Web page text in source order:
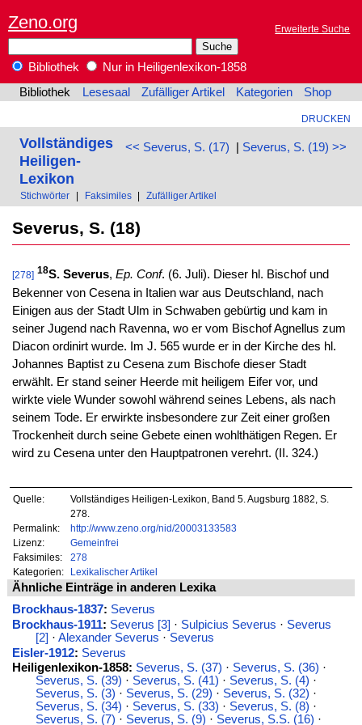
Zeno.org Erweiterte Suche
Bibliothek
Nur in Heiligenlexikon-1858
Bibliothek
Lesesaal Zufälliger Artikel Kategorien Shop
DRUCKEN
<< Severus, S. (17) | Severus, S. (19) >>
Vollständiges
Heiligen-
Lexikon
Stichwörter Faksimiles Zufälliger Artikel
Severus, S. (18)
[278] 18S. Severus, Ep. Conf. (6. Juli). Dieser hl. Bischof und
Bekenner von Cesena in Italien war aus Deutschland, nach
Einigen aus der Stadt Ulm in Schwaben gebürtig und kam in
seiner Jugend nach Ravenna, wo er vom Bischof Agnellus zum
Diacon ordinirt wurde. Im J. 565 wurde er in der Kirche des hl.
Johannes Baptist zu Cesena zum Bischofe dieser Stadt
erwählt. Er stand seiner Heerde mit heiligem Eifer vor, und
wirkte viele Wunder sowohl während seines Lebens, als nach
seinem Tode. Er erwirkte insbesondere zur Zeit einer großen
Trockenheit durch seine Gebete einen wohlthätigen Regen. Er
wird zu Cesena unter den Hauptpatronen verehrt. (II. 324.)
Quelle:
Vollständiges Heiligen-Lexikon, Band 5. Augsburg 1882, S.
278.
Permalink:
http://www.zeno.org/nid/20003133583
Lizenz:
Gemeinfrei
Faksimiles:
278
Kategorien:
Lexikalischer Artikel
Ähnliche Einträge in anderen Lexika
Brockhaus-1837: Severus
Brockhaus-1911: Severus [3] · Sulpicius Severus · Severus
[2] · Alexander Severus · Severus
Eisler-1912: Severus
Heiligenlexikon-1858: Severus, S. (37) · Severus, S. (36) ·
Severus, S. (39) · Severus, S. (41) · Severus, S. (4) ·
Severus, S. (3) · Severus, S. (29) · Severus, S. (32) ·
Severus, S. (34) · Severus, S. (33) · Severus, S. (8) ·
Severus, S. (7) · Severus, S. (9) · Severus, S.S. (16) ·